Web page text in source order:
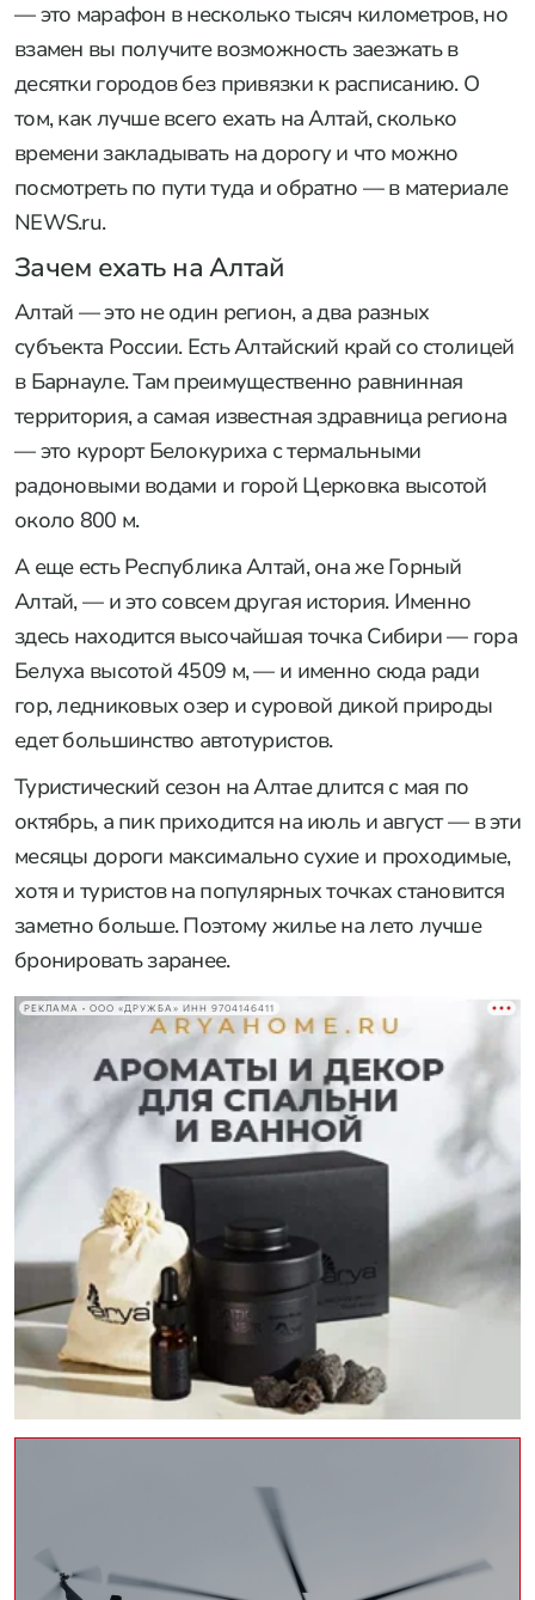
— это марафон в несколько тысяч километров, но
взамен вы получите возможность заезжать в
десятки городов без привязки к расписанию. О
том, как лучше всего ехать на Алтай, сколько
времени закладывать на дорогу и что можно
посмотреть по пути туда и обратно — в материале
NEWS.ru.
Зачем ехать на Алтай
Алтай — это не один регион, а два разных
субъекта России. Есть Алтайский край со столицей
в Барнауле. Там преимущественно равнинная
территория, а самая известная здравница региона
— это курорт Белокуриха с термальными
радоновыми водами и горой Церковка высотой
около 800 м.
А еще есть Республика Алтай, она же Горный
Алтай, — и это совсем другая история. Именно
здесь находится высочайшая точка Сибири — гора
Белуха высотой 4509 м, — и именно сюда ради
гор, ледниковых озер и суровой дикой природы
едет большинство автотуристов.
Туристический сезон на Алтае длится с мая по
октябрь, а пик приходится на июль и август — в эти
месяцы дороги максимально сухие и проходимые,
хотя и туристов на популярных точках становится
заметно больше. Поэтому жилье на лето лучше
бронировать заранее.
РЕКЛАМА • ООО «ДРУЖБА» ИНН 9704146411